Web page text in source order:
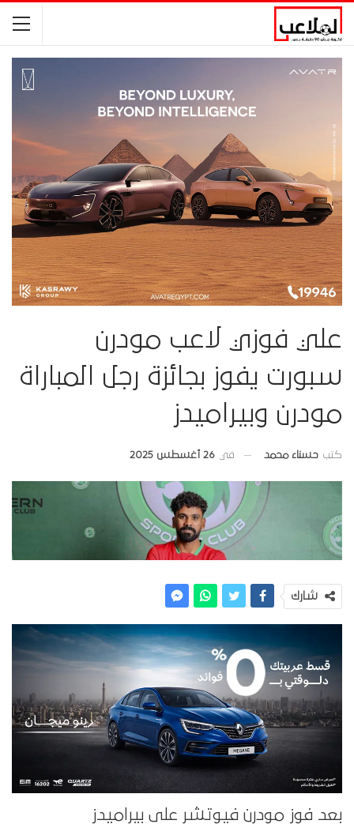
علي فوزي لاعب مودرن
سبورت يفوز بجائزة رجل المباراة
مودرن وبيراميدز
كتب حسناء محمد في 26 أغسطس 2025
شارك
بعد فوز مودرن فيوتشر على بيراميدز